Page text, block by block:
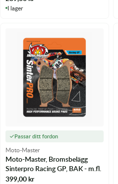
I lager
Passar ditt fordon
Moto-Master
Moto-Master, Bromsbelägg
Sinterpro Racing GP, BAK - m.fl.
399,00kr